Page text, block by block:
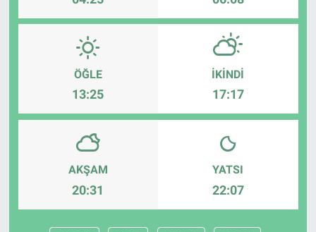
ÖĞLE
13:25
İKINDI
17:17
AKŞAM
20:31
YATSI
22:07